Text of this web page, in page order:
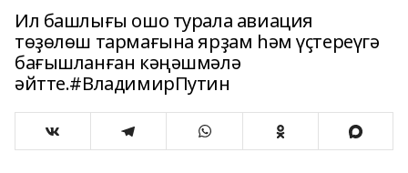
Ил башлығы ошо турала авиация
төҙөлөш тармағына ярҙам һәм үҫтереүгә
бағышланған кәңәшмәлә
әйтте.#ВладимирПутин